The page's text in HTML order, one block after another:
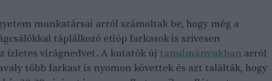
munkatársai arról számoltak be, hogy még a
táplálkozó etióp farkasok is szívesen
ízletes virágnedvet. A kutatók új tanulmányukban arról
több farkast is nyomon követtek és azt találták, hogy